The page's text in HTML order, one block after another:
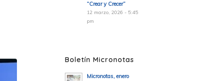
“Crear y Crecer”
12 marzo, 2026 - 5:45
pm
Boletín Micronotas
Micronotas, enero